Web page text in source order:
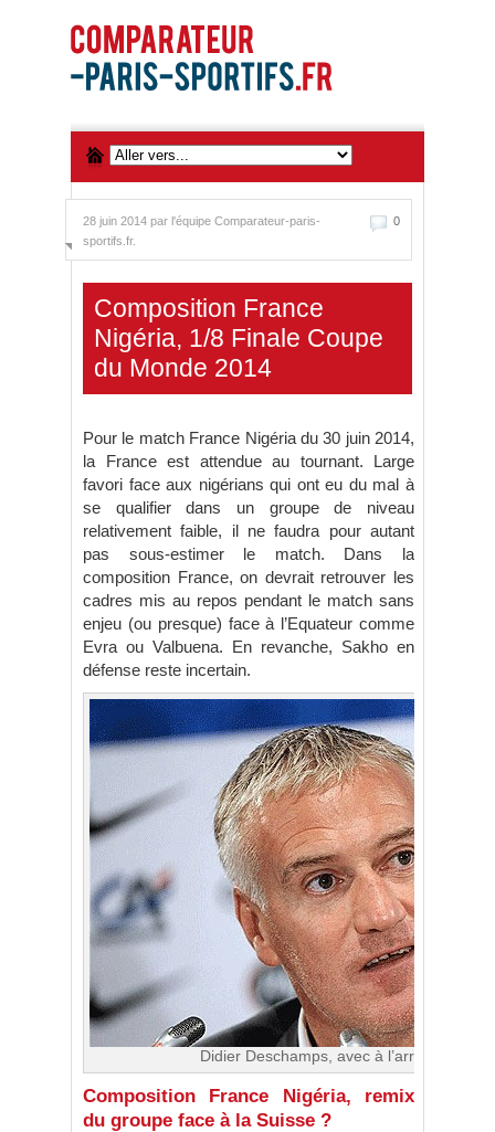
0
28 juin 2014 par l'équipe Comparateur-paris-
sportifs.fr.
Composition France
Nigéria, 1/8 Finale Coupe
du Monde 2014
Pour le match France Nigéria du 30 juin 2014,
la France est attendue au tournant. Large
favori face aux nigérians qui ont eu du mal à
se qualifier dans un groupe de niveau
relativement faible, il ne faudra pour autant
pas sous-estimer le match. Dans la
composition France, on devrait retrouver les
cadres mis au repos pendant le match sans
enjeu (ou presque) face à l’Equateur comme
Evra ou Valbuena. En revanche, Sakho en
défense reste incertain.
Didier Deschamps, avec à l’arrière le
Composition France Nigéria, remix
du groupe face à la Suisse ?